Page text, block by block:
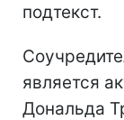
подтекст.
является
Дональда